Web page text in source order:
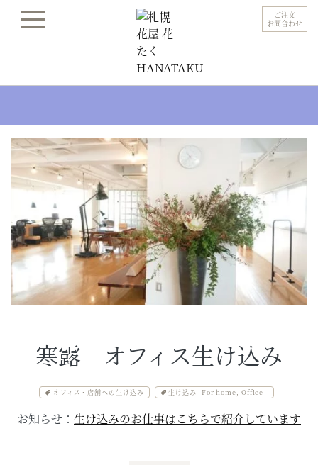
ご注文
お問合わせ
寒露 オフィス生け込み
オフィス・店舗への生け込み 生け込み -For home, Office -
お知らせ： 生け込みのお仕事はこちらで紹介しています